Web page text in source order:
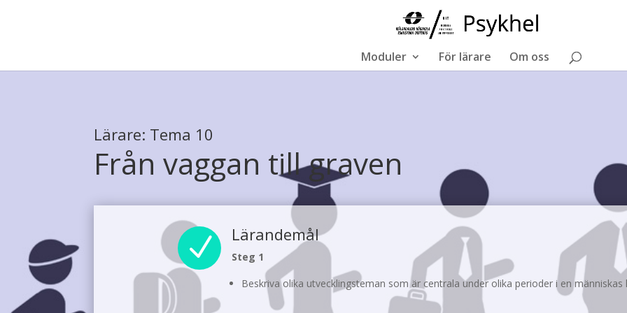
Moduler För lärare Om oss
Lärare: Tema 10
Från vaggan till graven
N Lärandemål
Steg 1
Beskriva olika utvecklingsteman som är centrala under olika perioder i en människas